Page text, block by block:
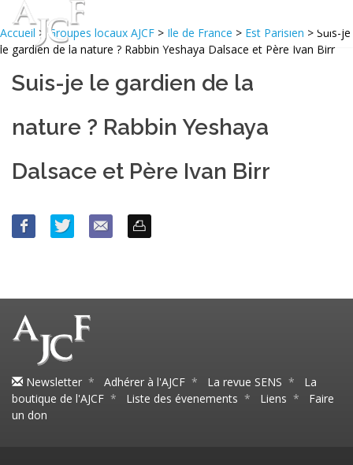
Accueil >Groupes locaux AJCF > Ile de France > Est Parisien > Suis-je
le gardien de la nature ? Rabbin Yeshaya Dalsace et Père Ivan Birr
Suis-je le gardien de la
nature ? Rabbin Yeshaya
Dalsace et Père Ivan Birr
Newsletter * Adhérer à l'AJCF * La revue SENS * La
boutique de l'AJCF * Liste des évenements * Liens * Faire
un don